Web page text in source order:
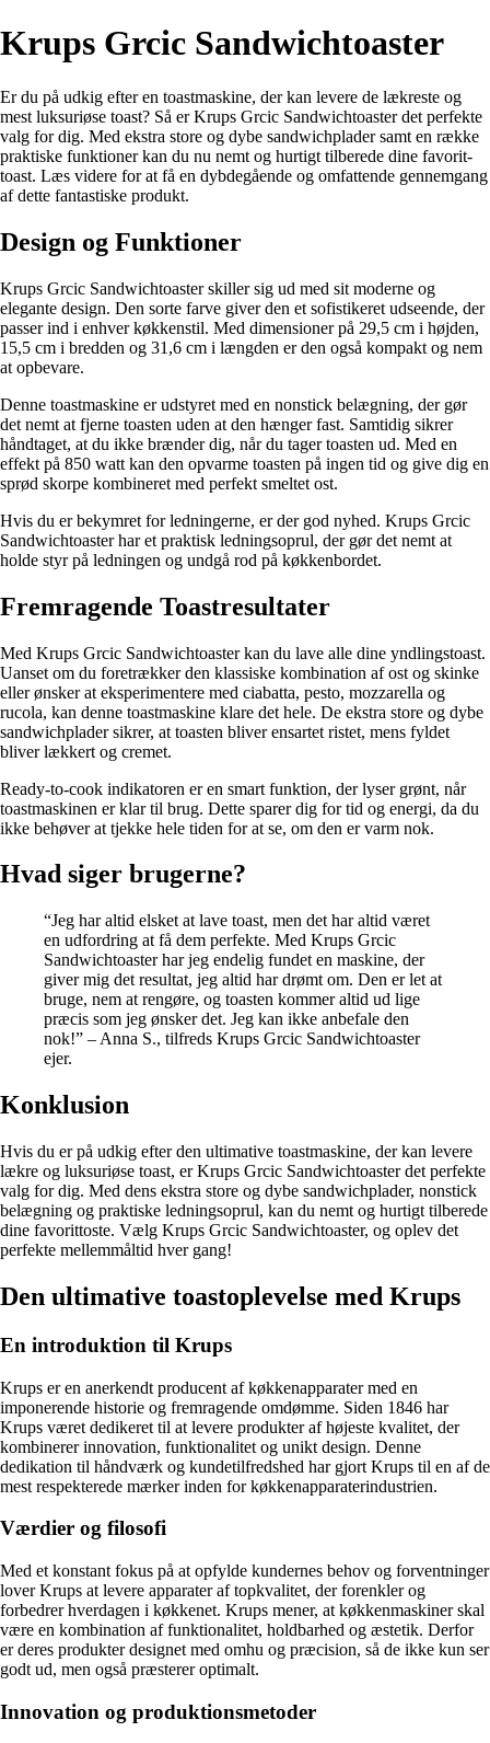
Krups Grcic Sandwichtoaster
Er du på udkig efter en toastmaskine, der kan levere de lækreste og
mest luksuriøse toast? Så er Krups Grcic Sandwichtoaster det perfekte
valg for dig. Med ekstra store og dybe sandwichplader samt en række
praktiske funktioner kan du nu nemt og hurtigt tilberede dine favorit-
toast. Læs videre for at få en dybdegående og omfattende gennemgang
af dette fantastiske produkt.
Design og Funktioner
Krups Grcic Sandwichtoaster skiller sig ud med sit moderne og
elegante design. Den sorte farve giver den et sofistikeret udseende, der
passer ind i enhver køkkenstil. Med dimensioner på 29,5 cm i højden,
15,5 cm i bredden og 31,6 cm i længden er den også kompakt og nem
at opbevare.
Denne toastmaskine er udstyret med en nonstick belægning, der gør
det nemt at fjerne toasten uden at den hænger fast. Samtidig sikrer
håndtaget, at du ikke brænder dig, når du tager toasten ud. Med en
effekt på 850 watt kan den opvarme toasten på ingen tid og give dig en
sprød skorpe kombineret med perfekt smeltet ost.
Hvis du er bekymret for ledningerne, er der god nyhed. Krups Grcic
Sandwichtoaster har et praktisk ledningsoprul, der gør det nemt at
holde styr på ledningen og undgå rod på køkkenbordet.
Fremragende Toastresultater
Med Krups Grcic Sandwichtoaster kan du lave alle dine yndlingstoast.
Uanset om du foretrækker den klassiske kombination af ost og skinke
eller ønsker at eksperimentere med ciabatta, pesto, mozzarella og
rucola, kan denne toastmaskine klare det hele. De ekstra store og dybe
sandwichplader sikrer, at toasten bliver ensartet ristet, mens fyldet
bliver lækkert og cremet.
Ready-to-cook indikatoren er en smart funktion, der lyser grønt, når
toastmaskinen er klar til brug. Dette sparer dig for tid og energi, da du
ikke behøver at tjekke hele tiden for at se, om den er varm nok.
Hvad siger brugerne?
“Jeg har altid elsket at lave toast, men det har altid været
en udfordring at få dem perfekte. Med Krups Grcic
Sandwichtoaster har jeg endelig fundet en maskine, der
giver mig det resultat, jeg altid har drømt om. Den er let at
bruge, nem at rengøre, og toasten kommer altid ud lige
præcis som jeg ønsker det. Jeg kan ikke anbefale den
nok!” – Anna S., tilfreds Krups Grcic Sandwichtoaster
ejer.
Konklusion
Hvis du er på udkig efter den ultimative toastmaskine, der kan levere
lækre og luksuriøse toast, er Krups Grcic Sandwichtoaster det perfekte
valg for dig. Med dens ekstra store og dybe sandwichplader, nonstick
belægning og praktiske ledningsoprul, kan du nemt og hurtigt tilberede
dine favorittoste. Vælg Krups Grcic Sandwichtoaster, og oplev det
perfekte mellemmåltid hver gang!
Den ultimative toastoplevelse med Krups
En introduktion til Krups
Krups er en anerkendt producent af køkkenapparater med en
imponerende historie og fremragende omdømme. Siden 1846 har
Krups været dedikeret til at levere produkter af højeste kvalitet, der
kombinerer innovation, funktionalitet og unikt design. Denne
dedikation til håndværk og kundetilfredshed har gjort Krups til en af de
mest respekterede mærker inden for køkkenapparaterindustrien.
Værdier og filosofi
Med et konstant fokus på at opfylde kundernes behov og forventninger
lover Krups at levere apparater af topkvalitet, der forenkler og
forbedrer hverdagen i køkkenet. Krups mener, at køkkenmaskiner skal
være en kombination af funktionalitet, holdbarhed og æstetik. Derfor
er deres produkter designet med omhu og præcision, så de ikke kun ser
godt ud, men også præsterer optimalt.
Innovation og produktionsmetoder